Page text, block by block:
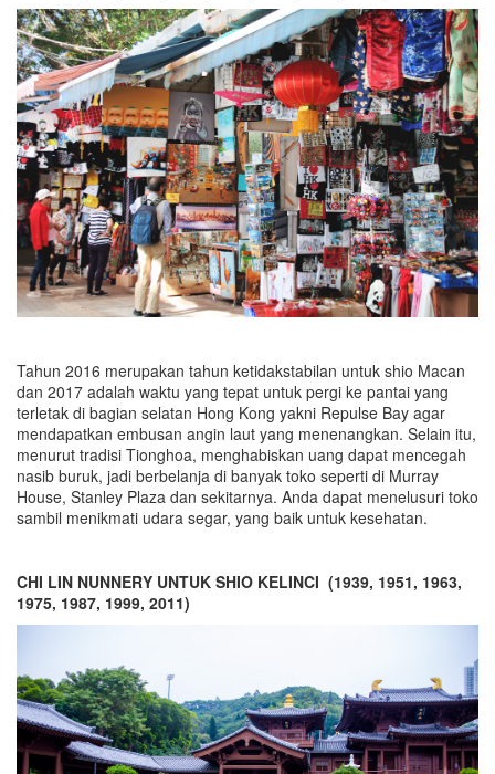
Tahun 2016 merupakan tahun ketidakstabilan untuk shio Macan
dan 2017 adalah waktu yang tepat untuk pergi ke pantai yang
terletak di bagian selatan Hong Kong yakni Repulse Bay agar
mendapatkan embusan angin laut yang menenangkan. Selain itu,
menurut tradisi Tionghoa, menghabiskan uang dapat mencegah
nasib buruk, jadi berbelanja di banyak toko seperti di Murray
House, Stanley Plaza dan sekitarnya. Anda dapat menelusuri toko
sambil menikmati udara segar, yang baik untuk kesehatan.
CHI LIN NUNNERY UNTUK SHIO KELINCI (1939, 1951, 1963,
1975, 1987, 1999, 2011)